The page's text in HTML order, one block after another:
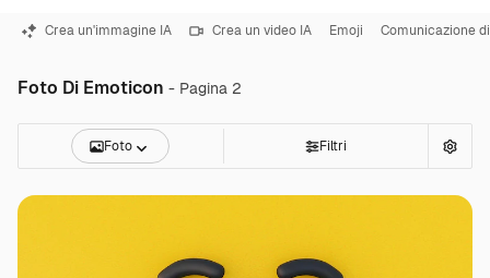
Crea un'immagine IA Crea un video IA Emoji Comunicazione
Foto Di Emoticon - Pagina 2
Foto Filtri